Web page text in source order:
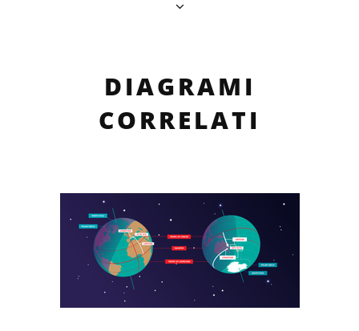
DIAGRAMI
CORRELATI